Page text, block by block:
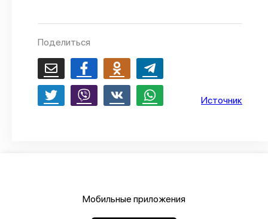
Поделиться
Источник
Мобильные приложения